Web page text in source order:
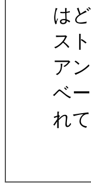
は
ス
ア
ベ
れ